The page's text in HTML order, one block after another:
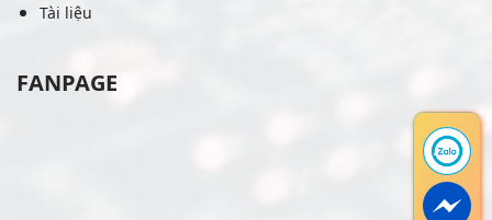
Tài liệu
FANPAGE